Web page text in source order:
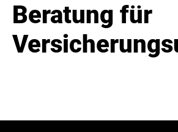
Beratung für